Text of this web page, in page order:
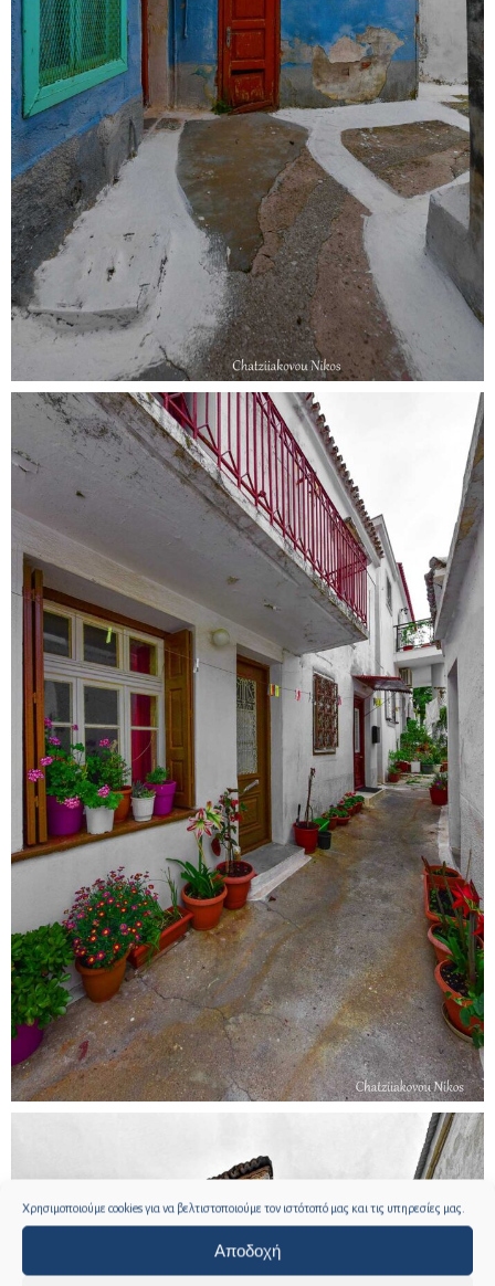
Χρησιμοποιούμε cookies για να βελτιστοποιούμε τον ιστότοπό μας και τις υπηρεσίες μας.
Αποδοχή